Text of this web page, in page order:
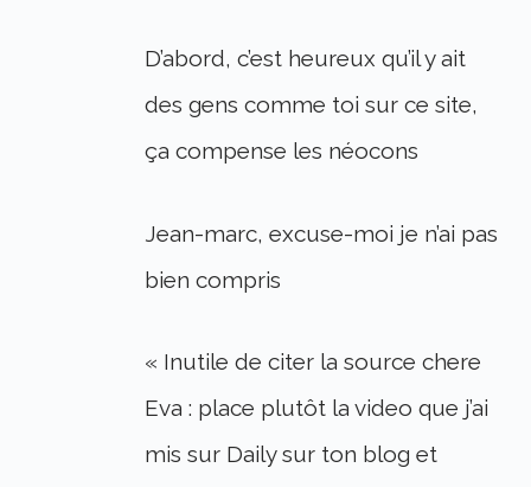
D’abord, c’est heureux qu’il y ait
des gens comme toi sur ce site,
ça compense les néocons
Jean-marc, excuse-moi je n’ai pas
bien compris
« Inutile de citer la source chere
Eva : place plutôt la video que j’ai
mis sur Daily sur ton blog et